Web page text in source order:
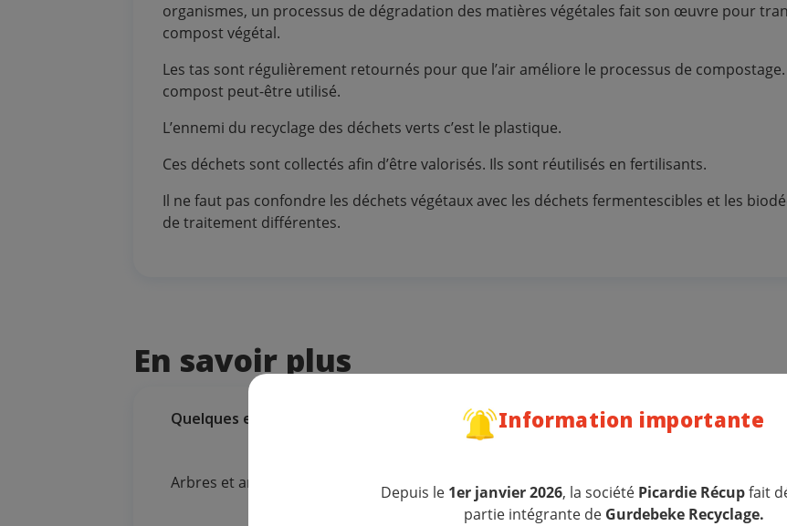
organismes, un processus de dégradation des matières végétales fait son œuvre pour
compost végétal.
Les tas sont régulièrement retournés pour que l’air améliore le processus de
compost peut-être utilisé.
L’ennemi du recyclage des déchets verts c’est le plastique.
Ces déchets sont collectés afin d’être valorisés. Ils sont réutilisés en fertilisants.
Il ne faut pas confondre les déchets végétaux avec les déchets fermentescibles et les
de traitement différentes.
En savoir plus
Quelques exemples de déchets verts :
Arbres et arbustes et souches, branchages, feuillages, tontes des pelouses, déchets de
Information importante
Depuis le 1er janvier 2026, la société Picardie Récupfait
partie intégrante de Gurdebeke Recyclage.